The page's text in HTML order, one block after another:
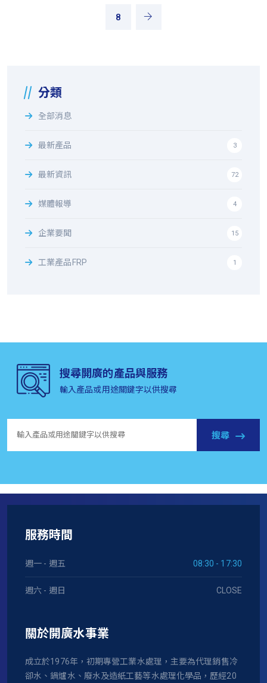
8
分類
全部消息
最新產品 3
最新資訊 72
媒體報導 4
企業要聞 15
工業產品FRP 1
搜尋開廣的產品與服務
輸入產品或用途關鍵字以供搜尋
搜尋
服務時間
週一 - 週五 08:30 - 17:30
週六 - 週日 CLOSE
關於開廣水事業
成立於1976年，初期專營工業水處理，主要為代理銷售冷
卻水、鍋爐水、廢水及造紙工藝等水處理化學品，歷經20